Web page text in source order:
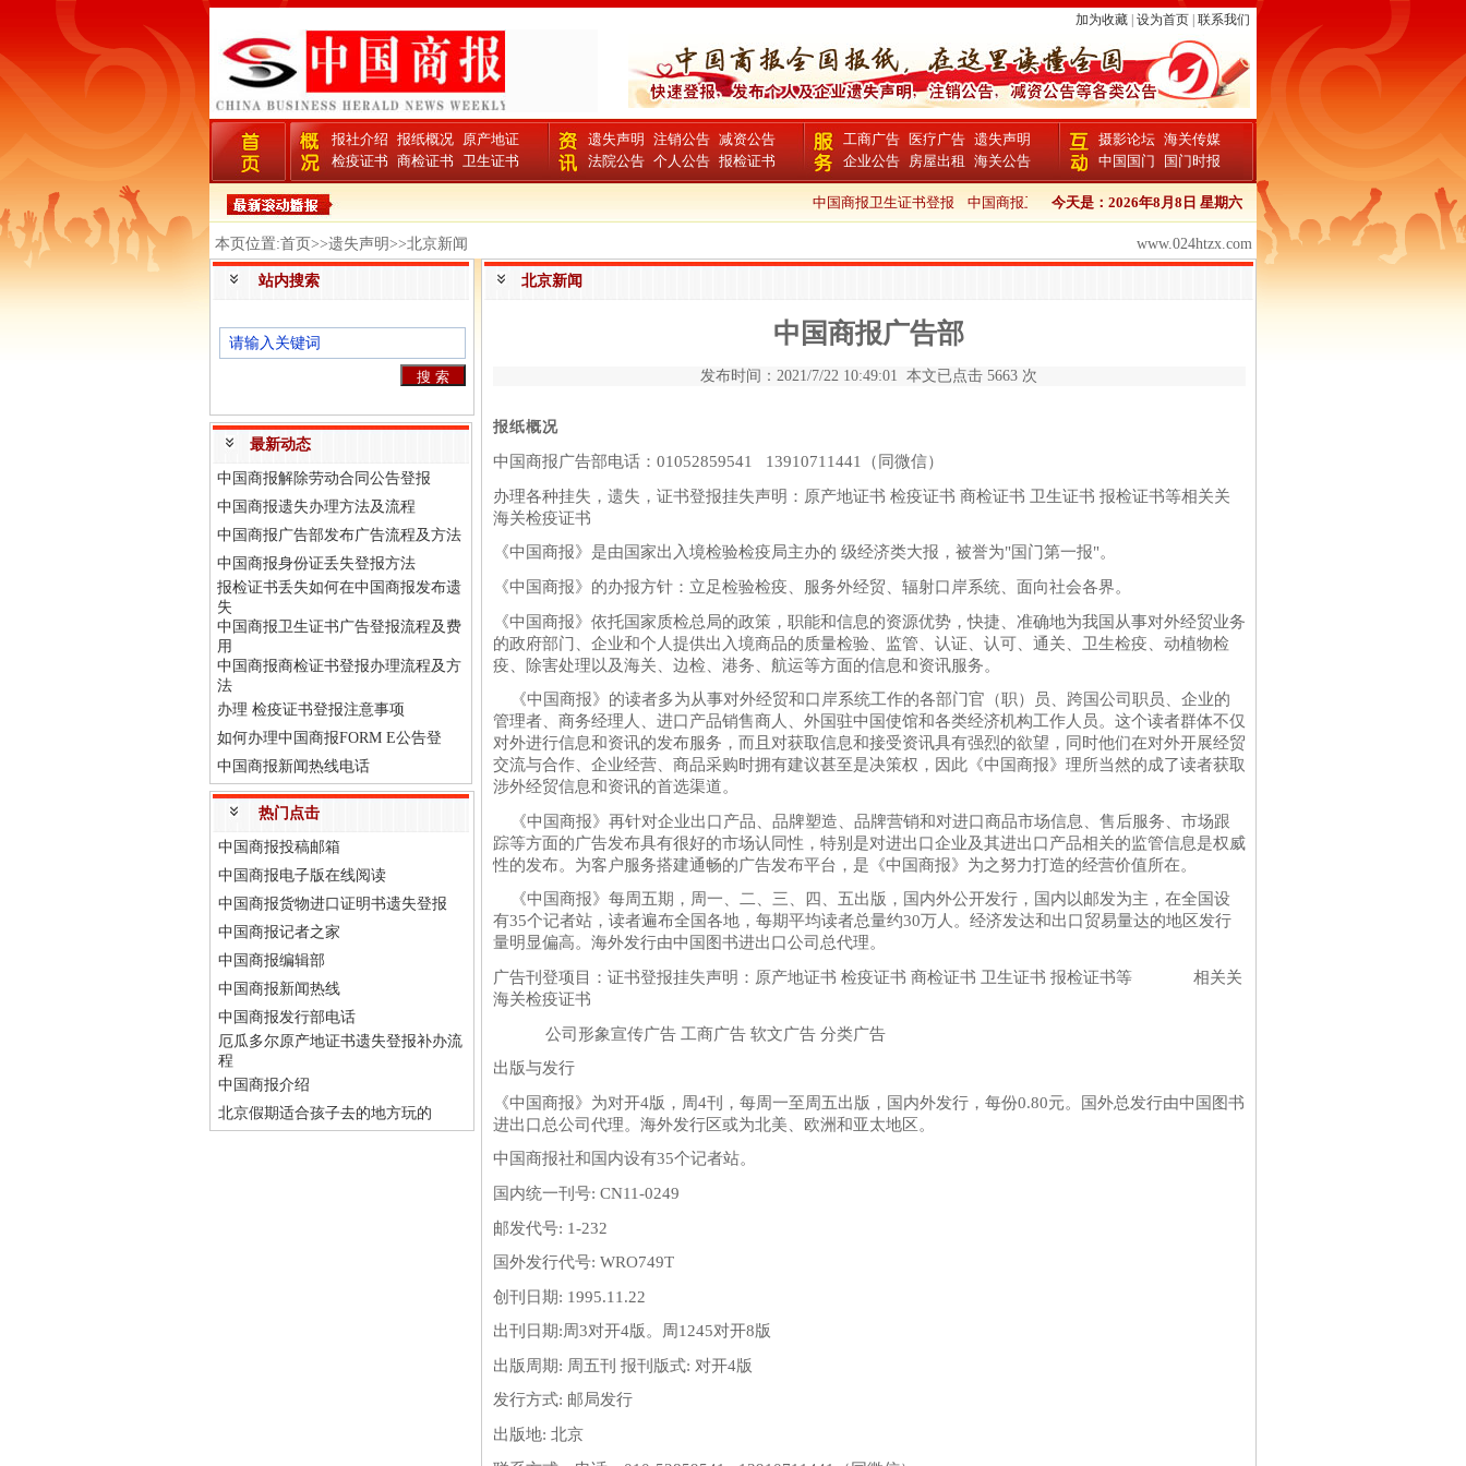
加为收藏 设为首页 联系我们
报社介绍 报纸概况 原产地证
检疫证书 商检证书 卫生证书
遗失声明 注销公告 减资公告
法院公告 个人公告 报检证书
工商广告 医疗广告 遗失声明
企业公告 房屋出租 海关公告
摄影论坛 海关传媒
中国国门
国门时报
中国商报卫生证书登报 中国商报卫生证书登报流程 中国商报报检证书登报 中国商报个人证件遗失登报
今天是： 2026年8月8日 星期六
本页位置:首页>>遗失声明>>北京新闻 www.024htzx.com
站内搜索
最新动态
中国商报解除劳动合同公告登报
中国商报遗失办理方法及流程
中国商报广告部发布广告流程及方法
中国商报身份证丢失登报方法
报检证书丢失如何在中国商报发布遗
失
中国商报卫生证书广告登报流程及费
用
中国商报商检证书登报办理流程及方
法
办理 检疫证书登报注意事项
如何办理中国商报FORM E公告登
中国商报新闻热线电话
热门点击
中国商报投稿邮箱
中国商报电子版在线阅读
中国商报货物进口证明书遗失登报
中国商报记者之家
中国商报编辑部
中国商报新闻热线
中国商报发行部电话
厄瓜多尔原产地证书遗失登报补办流
程
中国商报介绍
北京假期适合孩子去的地方玩的
北京新闻
中国商报广告部
发布时间：2021/7/22 10:49:01 本文已点击 5663 次
报纸概况
中国商报广告部电话：01052859541 13910711441（同微信）
办理各种挂失，遗失，证书登报挂失声明：原产地证书 检疫证书 商检证书 卫生证书 报检证书等相关关
海关检疫证书
《中国商报》是由国家出入境检验检疫局主办的 级经济类大报，被誉为"国门第一报"。
《中国商报》的办报方针：立足检验检疫、服务外经贸、辐射口岸系统、面向社会各界。
《中国商报》依托国家质检总局的政策，职能和信息的资源优势，快捷、准确地为我国从事对外经贸业务
的政府部门、企业和个人提供出入境商品的质量检验、监管、认证、认可、通关、卫生检疫、动植物检
疫、除害处理以及海关、边检、港务、航运等方面的信息和资讯服务。
《中国商报》的读者多为从事对外经贸和口岸系统工作的各部门官（职）员、跨国公司职员、企业的
管理者、商务经理人、进口产品销售商人、外国驻中国使馆和各类经济机构工作人员。这个读者群体不仅
对外进行信息和资讯的发布服务，而且对获取信息和接受资讯具有强烈的欲望，同时他们在对外开展经贸
交流与合作、企业经营、商品采购时拥有建议甚至是决策权，因此《中国商报》理所当然的成了读者获取
涉外经贸信息和资讯的首选渠道。
《中国商报》再针对企业出口产品、品牌塑造、品牌营销和对进口商品市场信息、售后服务、市场跟
踪等方面的广告发布具有很好的市场认同性，特别是对进出口企业及其进出口产品相关的监管信息是权威
性的发布。为客户服务搭建通畅的广告发布平台，是《中国商报》为之努力打造的经营价值所在。
《中国商报》每周五期，周一、二、三、四、五出版，国内外公开发行，国内以邮发为主，在全国设
有35个记者站，读者遍布全国各地，每期平均读者总量约30万人。经济发达和出口贸易量达的地区发行
量明显偏高。海外发行由中国图书进出口公司总代理。
广告刊登项目：证书登报挂失声明：原产地证书 检疫证书 商检证书 卫生证书 报检证书等 相关关
海关检疫证书
公司形象宣传广告 工商广告 软文广告 分类广告
出版与发行
《中国商报》为对开4版，周4刊，每周一至周五出版，国内外发行，每份0.80元。国外总发行由中国图书
进出口总公司代理。海外发行区或为北美、欧洲和亚太地区。
中国商报社和国内设有35个记者站。
国内统一刊号: CN11-0249
邮发代号: 1-232
国外发行代号: WRO749T
创刊日期: 1995.11.22
出刊日期:周3对开4版。周1245对开8版
出版周期: 周五刊 报刊版式: 对开4版
发行方式: 邮局发行
出版地: 北京